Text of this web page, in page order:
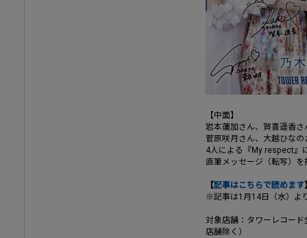
【中面】
岩本蓮加さん、賀喜遥香さ
菅原咲月さん、大越ひなの
4人による『My respect』
直筆メッセージ（転写）を
【記事はこちらで読めます
※記事は1月14日（水）よ
対象店舗：タワーレコー
店舗除く）